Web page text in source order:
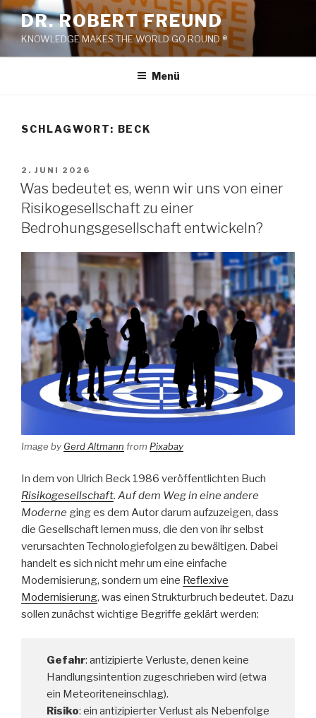
Zum
Inhalt
springen
DR. ROBERT FREUND
KNOWLEDGE MAKES THE WORLD GO ROUND ®
Menü
SCHLAGWORT: BECK
VERÖFFENTLICHT
AM
2. JUNI 2026
Was bedeutet es, wenn wir uns von einer
Risikogesellschaft zu einer
Bedrohungsgesellschaft entwickeln?
Image by Gerd Altmann from Pixabay
In dem von Ulrich Beck 1986 veröffentlichten Buch
Risikogesellschaft. Auf dem Weg in eine andere
Moderne ging es dem Autor darum aufzuzeigen, dass
die Gesellschaft lernen muss, die den von ihr selbst
verursachten Technologiefolgen zu bewältigen. Dabei
handelt es sich nicht mehr um eine einfache
Modernisierung, sondern um eine Reflexive
Modernisierung, was einen Strukturbruch bedeutet. Dazu
sollen zunächst wichtige Begriffe geklärt werden:
Gefahr: antizipierte Verluste, denen keine
Handlungsintention zugeschrieben wird (etwa
ein Meteoriteneinschlag).
Risiko: ein antizipierter Verlust als Nebenfolge